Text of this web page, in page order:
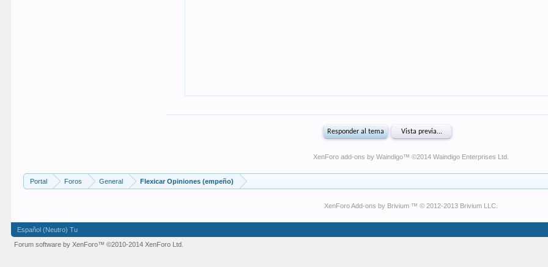
XenForo add-ons by Waindigo™ ©2014 Waindigo Enterprises Ltd
Portal Foros General Flexicar Opiniones (empeño)
XenForo Add-ons by Brivium ™ © 2012-2013 Brivium LLC.
Español (Neutro) Tu
Forum software by XenForo™©2010-2014 XenForo Ltd.